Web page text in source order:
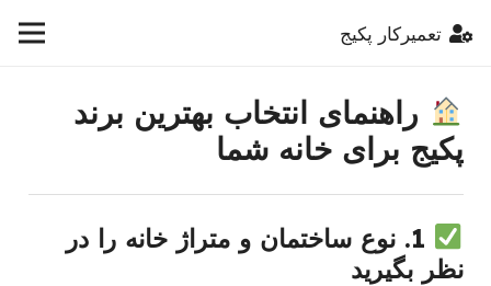
تعمیرکار پکیج
راهنمای انتخاب بهترین برند
پکیج برای خانه شما
نوع ساختمان و متراژ خانه را در
نظر بگیرید